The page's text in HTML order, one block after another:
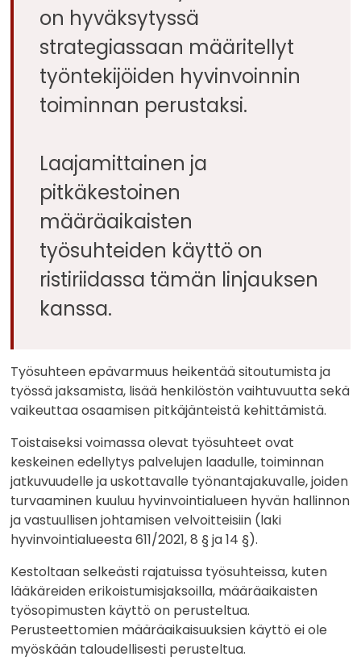
on hyväksytyssä
strategiassaan määritellyt
työntekijöiden hyvinvoinnin
toiminnan perustaksi.
Laajamittainen ja
pitkäkestoinen
määräaikaisten
työsuhteiden käyttö on
ristiriidassa tämän linjauksen
kanssa.
Työsuhteen epävarmuus heikentää sitoutumista ja
työssä jaksamista, lisää henkilöstön vaihtuvuutta sekä
vaikeuttaa osaamisen pitkäjänteistä kehittämistä.
Toistaiseksi voimassa olevat työsuhteet ovat
keskeinen edellytys palvelujen laadulle, toiminnan
jatkuvuudelle ja uskottavalle työnantajakuvalle, joiden
turvaaminen kuuluu hyvinvointialueen hyvän hallinnon
ja vastuullisen johtamisen velvoitteisiin (laki
hyvinvointialueesta 611/2021, 8 § ja 14 §).
Kestoltaan selkeästi rajatuissa työsuhteissa, kuten
lääkäreiden erikoistumisjaksoilla, määräaikaisten
työsopimusten käyttö on perusteltua.
Perusteettomien määräaikaisuuksien käyttö ei ole
myöskään taloudellisesti perusteltua.